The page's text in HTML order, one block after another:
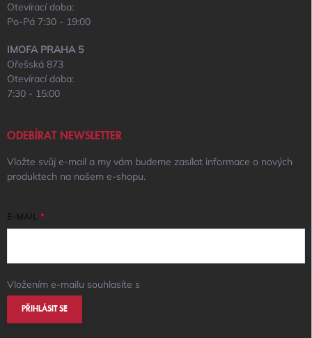
Otevírací doba:
Po-Pá 7:30 - 19:00
IMOFA PRAHA 5
Ořešská 873
Otevírací doba:
7:30 - 15:00
ODEBÍRAT NEWSLETTER
Vložte svůj e-mail a my vám budeme zasílat informace o nových
produktech na našem e-shopu.
E-MAIL
Vložením e-mailu souhlasíte s
PŘIHLÁSIT SE